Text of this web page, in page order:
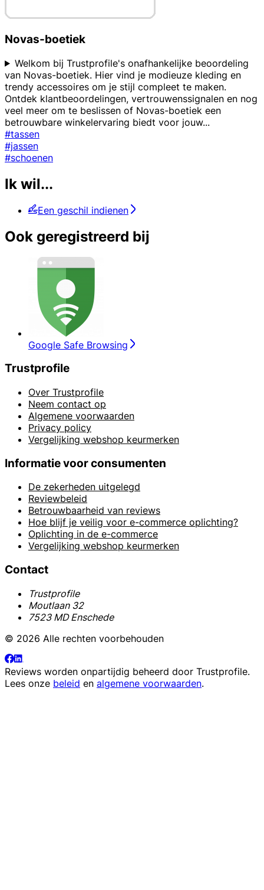
Novas-boetiek
Welkom bij Trustprofile's onafhankelijke beoordeling
van Novas-boetiek. Hier vind je modieuze kleding en
trendy accessoires om je stijl compleet te maken.
Ontdek klantbeoordelingen, vertrouwenssignalen en nog
veel meer om te beslissen of Novas-boetiek een
betrouwbare winkelervaring biedt voor jouw...
#tassen
#jassen
#schoenen
Ik wil...
Een geschil indienen
Ook geregistreerd bij
Google Safe Browsing
Trustprofile
Over Trustprofile
Neem contact op
Algemene voorwaarden
Privacy policy
Vergelijking webshop keurmerken
Informatie voor consumenten
De zekerheden uitgelegd
Reviewbeleid
Betrouwbaarheid van reviews
Hoe blijf je veilig voor e-commerce oplichting?
Oplichting in de e-commerce
Vergelijking webshop keurmerken
Contact
Trustprofile
Moutlaan 32
7523 MD Enschede
© 2026 Alle rechten voorbehouden
Reviews worden onpartijdig beheerd door Trustprofile.
Lees onze beleid en algemene voorwaarden.